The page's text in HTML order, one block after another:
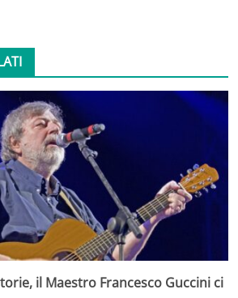
il Maestro Francesco Guccini ci